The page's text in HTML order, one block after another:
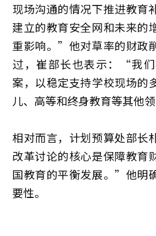
现场沟通的情况下推进教育
建立的教育安全网和未来的
重影响。”他对草率的财政
过，崔部长也表示：“我
案，以稳定支持学校现场的
儿、高等和终身教育等其他
相对而言，计划预算处部
改革讨论的核心是保障教育
国教育的平衡发展。”他明
要性。